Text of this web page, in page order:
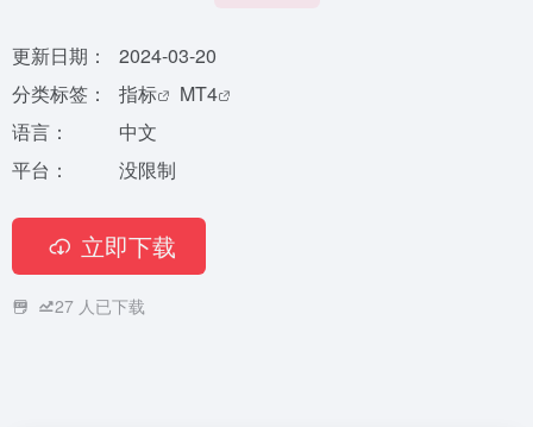
更新日期：
2024-03-20
分类标签：
指标
MT4
语言：
中文
平台：
没限制
立即下载
27 人已下载